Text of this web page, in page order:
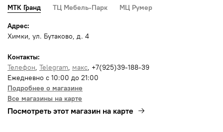
МТК Гранд ТЦ Мебель-Парк МЦ Румер
Адрес:
Химки, ул. Бутаково, д. 4
Контакты:
Телефон, Telegram, макс, +7(925)39-188-39
Ежедневно с 10:00 до 21:00
Подробнее о магазине
Все магазины на карте
Посмотреть этот магазин на карте